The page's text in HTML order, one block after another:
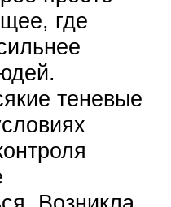
где
теневые